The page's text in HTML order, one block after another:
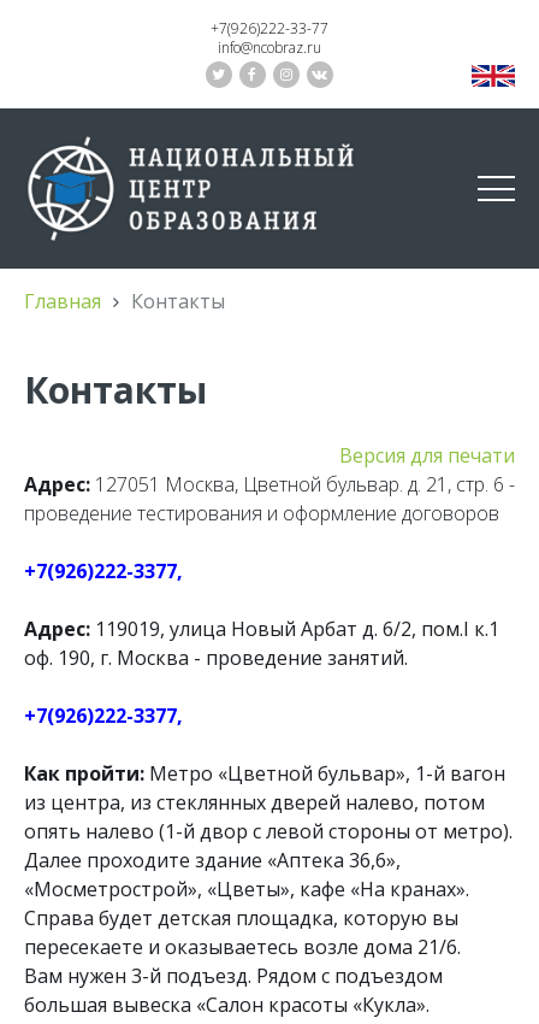
+7(926)222-33-77
info@ncobraz.ru
Главная Контакты
Контакты
Версия для печати
Адрес: 127051 Москва, Цветной бульвар. д. 21, стр. 6 -
проведение тестирования и оформление договоров
+7(926)222-3377,
Адрес: 119019, улица Новый Арбат д. 6/2, пом.I к.1
оф. 190, г. Москва - проведение занятий.
+7(926)222-3377,
Как пройти: Метро «Цветной бульвар», 1-й вагон
из центра, из стеклянных дверей налево, потом
опять налево (1-й двор с левой стороны от метро).
Далее проходите здание «Аптека 36,6»,
«Мосметрострой», «Цветы», кафе «На кранах».
Справа будет детская площадка, которую вы
пересекаете и оказываетесь возле дома 21/6.
Вам нужен 3-й подъезд. Рядом с подъездом
большая вывеска «Салон красоты «Кукла».